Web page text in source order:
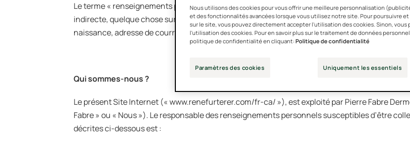
Le terme « renseignements personnels » désigne toute information qui concerne une
indirecte, quelque chose sur l’identité, les caractéristiques ou les activités de cette
naissance, adresse de courriel personnelle, vos renseignements financiers ou vos numéros
Qui sommes-nous ?
Le présent Site Internet (« www.renefurterer.com/fr-ca/ »), est exploité par Pierre Fabre
Fabre » ou « Nous »). Le responsable des renseignements personnels susceptibles d’être
décrites ci-dessous est :
Nous utilisons des cookies pour vous offrir une meilleure personnalisation
et des fonctionnalités avancées lorsque vous utilisez notre site. Pour poursuivre
sur le site, vous pouvez directement accepter l'utilisation des cookies. Sinon, vous
l'utilisation des cookies. Pour en savoir plus sur le traitement de données
politique de confidentialité en cliquant:Politique de confidentialité
Paramètres des cookies Uniquement les essentiels